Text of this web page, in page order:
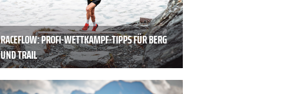
RACEFLOW: PROFI-WETTKAMPF-TIPPS FÜR BERG
UND TRAIL